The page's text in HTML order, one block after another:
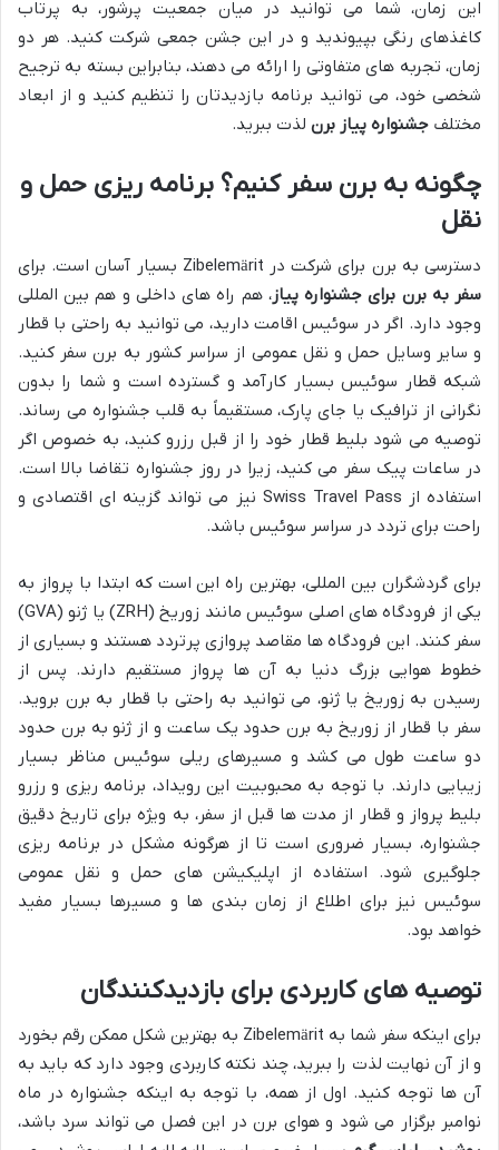
این زمان، شما می توانید در میان جمعیت پرشور، به پرتاب
کاغذهای رنگی بپیوندید و در این جشن جمعی شرکت کنید. هر دو
زمان، تجربه های متفاوتی را ارائه می دهند، بنابراین بسته به ترجیح
شخصی خود، می توانید برنامه بازدیدتان را تنظیم کنید و از ابعاد
مختلف جشنواره پیاز برن لذت ببرید.
چگونه به برن سفر کنیم؟ برنامه ریزی حمل و
نقل
دسترسی به برن برای شرکت در Zibelemärit بسیار آسان است. برای
سفر به برن برای جشنواره پیاز، هم راه های داخلی و هم بین المللی
وجود دارد. اگر در سوئیس اقامت دارید، می توانید به راحتی با قطار
و سایر وسایل حمل و نقل عمومی از سراسر کشور به برن سفر کنید.
شبکه قطار سوئیس بسیار کارآمد و گسترده است و شما را بدون
نگرانی از ترافیک یا جای پارک، مستقیماً به قلب جشنواره می رساند.
توصیه می شود بلیط قطار خود را از قبل رزرو کنید، به خصوص اگر
در ساعات پیک سفر می کنید، زیرا در روز جشنواره تقاضا بالا است.
استفاده از Swiss Travel Pass نیز می تواند گزینه ای اقتصادی و
راحت برای تردد در سراسر سوئیس باشد.
برای گردشگران بین المللی، بهترین راه این است که ابتدا با پرواز به
یکی از فرودگاه های اصلی سوئیس مانند زوریخ (ZRH) یا ژنو (GVA)
سفر کنند. این فرودگاه ها مقاصد پروازی پرتردد هستند و بسیاری از
خطوط هوایی بزرگ دنیا به آن ها پرواز مستقیم دارند. پس از
رسیدن به زوریخ یا ژنو، می توانید به راحتی با قطار به برن بروید.
سفر با قطار از زوریخ به برن حدود یک ساعت و از ژنو به برن حدود
دو ساعت طول می کشد و مسیرهای ریلی سوئیس مناظر بسیار
زیبایی دارند. با توجه به محبوبیت این رویداد، برنامه ریزی و رزرو
بلیط پرواز و قطار از مدت ها قبل از سفر، به ویژه برای تاریخ دقیق
جشنواره، بسیار ضروری است تا از هرگونه مشکل در برنامه ریزی
جلوگیری شود. استفاده از اپلیکیشن های حمل و نقل عمومی
سوئیس نیز برای اطلاع از زمان بندی ها و مسیرها بسیار مفید
خواهد بود.
توصیه های کاربردی برای بازدیدکنندگان
برای اینکه سفر شما به Zibelemärit به بهترین شکل ممکن رقم بخورد
و از آن نهایت لذت را ببرید، چند نکته کاربردی وجود دارد که باید به
آن ها توجه کنید. اول از همه، با توجه به اینکه جشنواره در ماه
نوامبر برگزار می شود و هوای برن در این فصل می تواند سرد باشد،